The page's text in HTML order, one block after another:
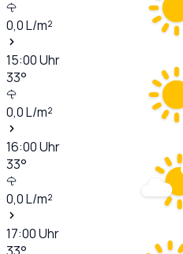
0,0L/m²
15:00Uhr
33°
0,0L/m²
16:00Uhr
33°
0,0L/m²
17:00Uhr